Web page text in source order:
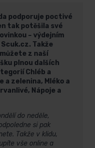
podporuje poctivé
tak potěšila své
– výdejním
Takže
z naší
plnou dalších
Chléb a
a zelenina, Mléko a
Nápoje a
do neděle,
si pak
Takže v klidu,
vše online a